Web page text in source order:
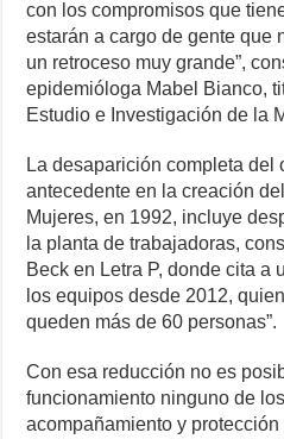
con los compromisos que
estarán a cargo de gente que
un retroceso muy grande”,
epidemióloga Mabel Bianco,
Estudio e Investigación de la
La desaparición completa del
antecedente en la creación
Mujeres, en 1992, incluye
la planta de trabajadoras,
Beck en Letra P, donde cita a
los equipos desde 2012,
queden más de 60 personas”.
Con esa reducción no es
funcionamiento ninguno de
acompañamiento y